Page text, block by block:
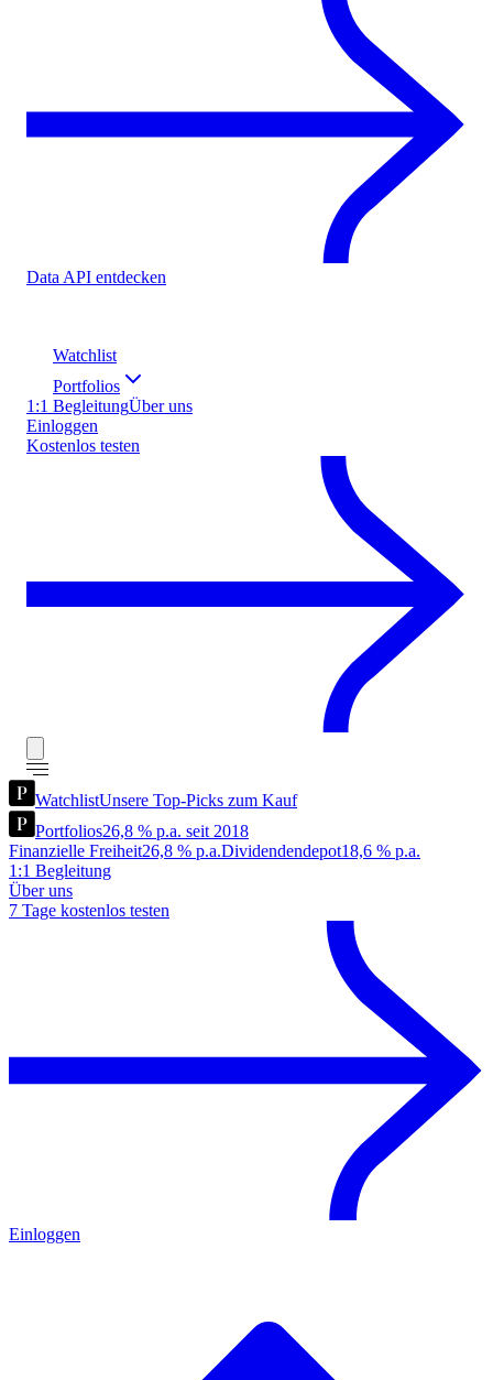
Data API entdecken
Watchlist
Portfolios
1:1 BegleitungÜber uns
Einloggen
Kostenlos testen
WatchlistUnsere Top-Picks zum Kauf
Portfolios26,8 % p.a. seit 2018
Finanzielle Freiheit26,8 % p.a.Dividendendepot18,6 % p.a.
1:1 Begleitung
Über uns
7 Tage kostenlos testen
Einloggen